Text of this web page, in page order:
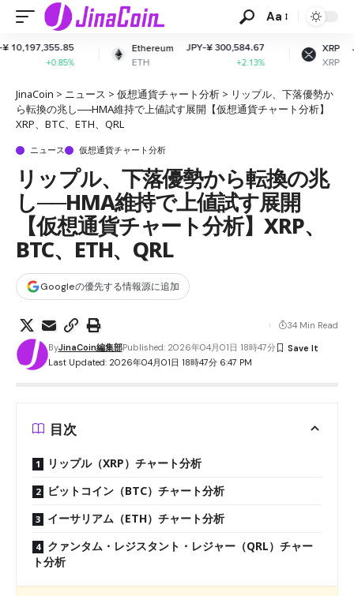
Aa
Ethereum
ETH
JPY-¥ 300,584.67
XRP
XRP
JPY-¥ 164.90
-1.96%
JinaCoin > ニュース > 仮想通貨チャート分析 > リップル、下落優勢か
ら転換の兆し──HMA維持で上値試す展開【仮想通貨チャート分析】
XRP、BTC、ETH、QRL
ニュース 仮想通貨チャート分析
リップル、下落優勢から転換の兆
し──HMA維持で上値試す展開
【仮想通貨チャート分析】XRP、
BTC、ETH、QRL
Googleの優先する情報源に追加
Last Updated: 2026年04月01日 18時47分 6:47 PM
ByJinaCoin編集部Published: 2026年04月01日 18時47分
34 Min Read
目次
リップル（XRP）チャート分析
ビットコイン（BTC）チャート分析
イーサリアム（ETH）チャート分析
クァンタム・レジスタント・レジャー（QRL）チャー
ト分析